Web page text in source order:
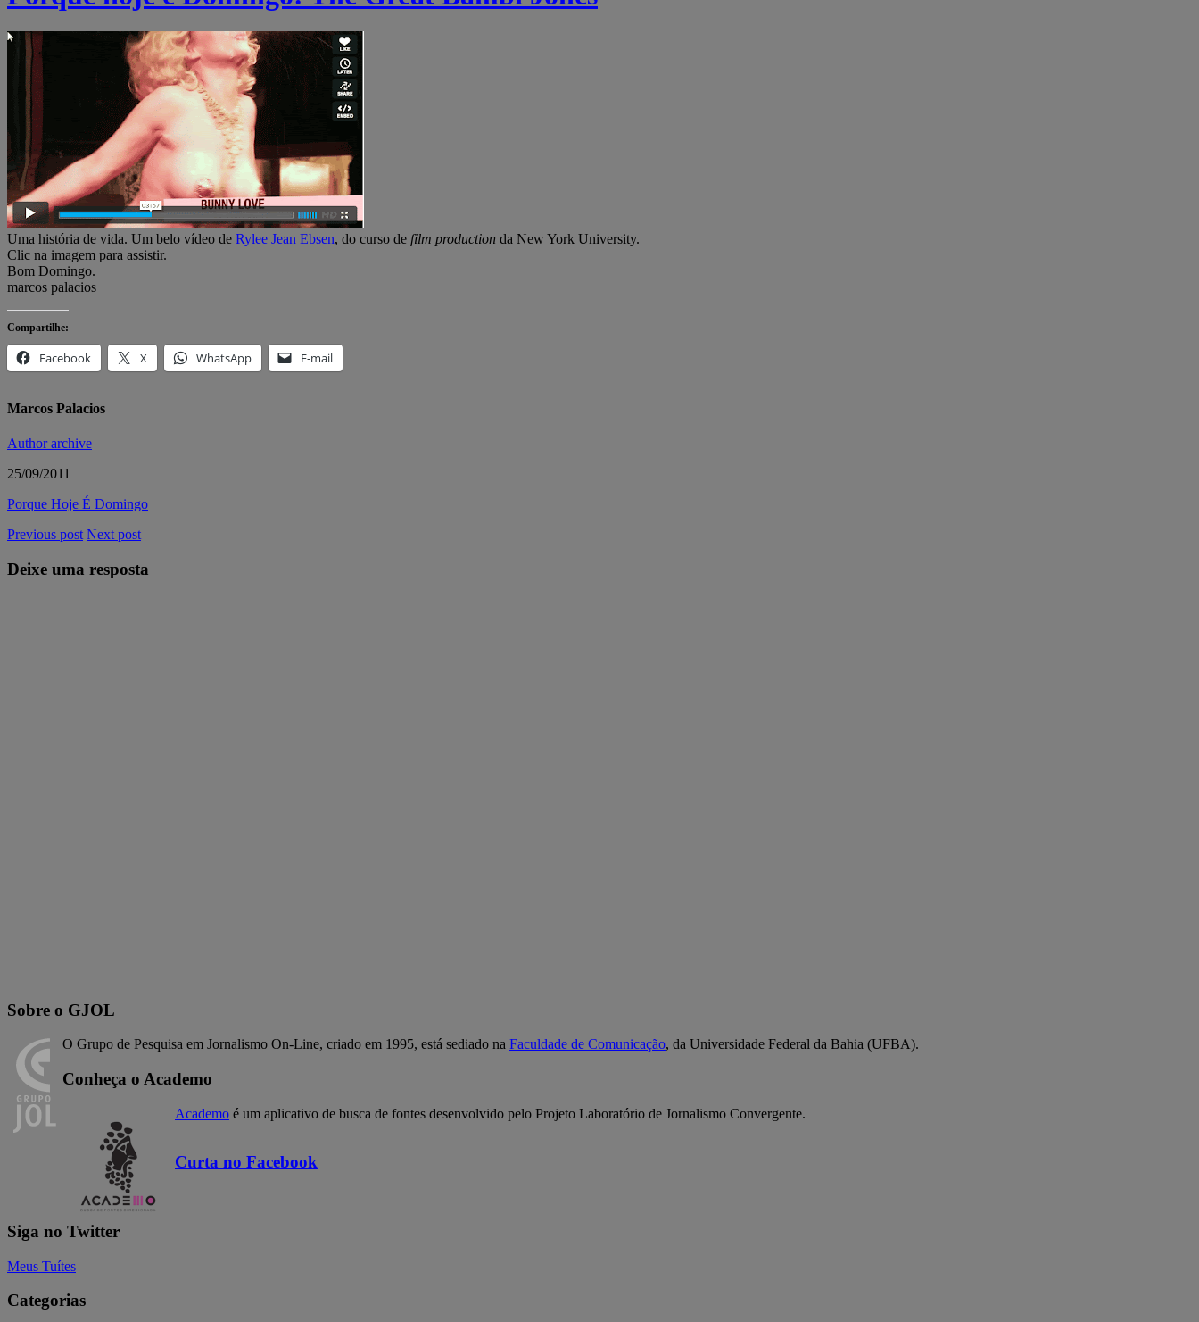
Uma história de vida. Um belo vídeo de Rylee Jean Ebsen, do curso de film production da New York University.
Clic na imagem para assistir.
Bom Domingo.
marcos palacios
Compartilhe:
Facebook X WhatsApp E-mail
Marcos Palacios
Author archive
25/09/2011
Porque Hoje É Domingo
Previous post Next post
Deixe uma resposta
Sobre o GJOL
O Grupo de Pesquisa em Jornalismo On-Line, criado em 1995, está sediado na Faculdade de Comunicação, da Universidade Federal da Bahia (UFBA).
Conheça o Academo
Academo é um aplicativo de busca de fontes desenvolvido pelo Projeto Laboratório de Jornalismo Convergente.
Curta no Facebook
Siga no Twitter
Meus Tuítes
Categorias